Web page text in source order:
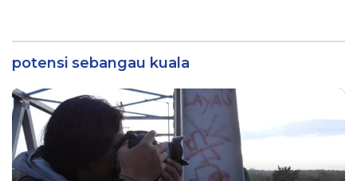
potensi sebangau kuala